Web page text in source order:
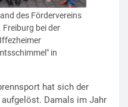
des Fördervereins
Freiburg bei der
in
hat sich der
Damals im Jahr